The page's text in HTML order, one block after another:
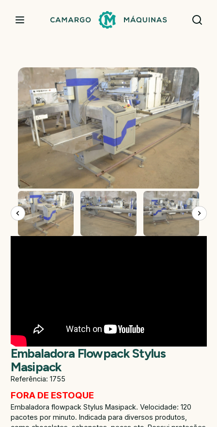
Embaladora Flowpack Stylus
Masipack
Referência: 1755
FORA DE ESTOQUE
Embaladora flowpack Stylus Masipack. Velocidade: 120
pacotes por minuto. Indicada para diversos produtos,